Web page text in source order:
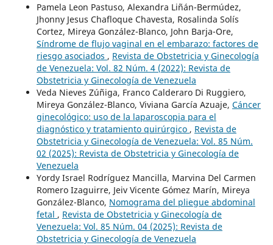
Pamela Leon Pastuso, Alexandra Liñán-Bermúdez,
Jhonny Jesus Chafloque Chavesta, Rosalinda Solís
Cortez, Mireya González-Blanco, John Barja-Ore,
Síndrome de flujo vaginal en el embarazo: factores de
riesgo asociados , Revista de Obstetricia y Ginecología
de Venezuela: Vol. 82 Núm. 4 (2022): Revista de
Obstetricia y Ginecología de Venezuela
Veda Nieves Zúñiga, Franco Calderaro Di Ruggiero,
Mireya González-Blanco, Viviana García Azuaje, Cáncer
ginecológico: uso de la laparoscopia para el
diagnóstico y tratamiento quirúrgico , Revista de
Obstetricia y Ginecología de Venezuela: Vol. 85 Núm.
02 (2025): Revista de Obstetricia y Ginecología de
Venezuela
Yordy Israel Rodríguez Mancilla, Marvina Del Carmen
Romero Izaguirre, Jeiv Vicente Gómez Marín, Mireya
González-Blanco, Nomograma del pliegue abdominal
fetal , Revista de Obstetricia y Ginecología de
Venezuela: Vol. 85 Núm. 04 (2025): Revista de
Obstetricia y Ginecología de Venezuela